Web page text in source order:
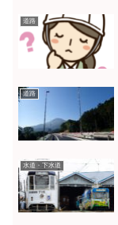
道路
道路
水道・下水道